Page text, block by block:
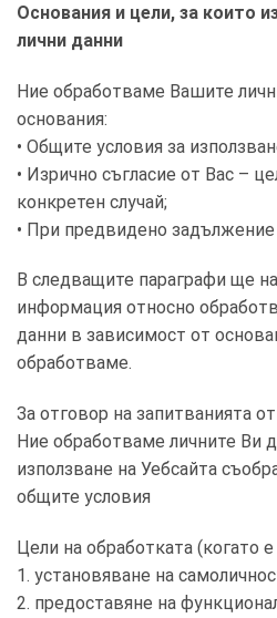
Основания и цели, за които
лични данни
Ние обработваме Вашите
основания:
• Общите условия за
• Изрично съгласие от Вас –
конкретен случай;
• При предвидено задължение
В следващите параграфи ще
информация относно
данни в зависимост от
обработваме.
За отговор на запитванията
Ние обработваме личните Ви
използване на Уебсайта
общите условия
Цели на обработката (когато
1. установяване на
2. предоставяне на